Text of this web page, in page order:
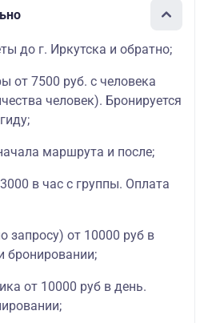
до г. Иркутска и обратно;
от 7500 руб. с человека
человек). Бронируется
маршрута и после;
в час с группы. Оплата
запросу) от 10000 руб в
бронировании;
от 10000 руб в день.